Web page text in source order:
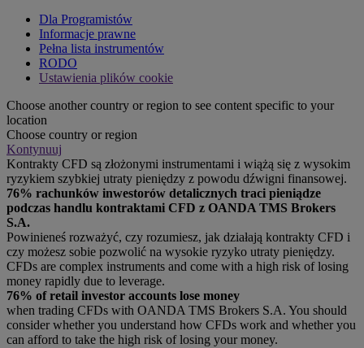
Dla Programistów
Informacje prawne
Pełna lista instrumentów
RODO
Ustawienia plików cookie
Choose another country or region to see content specific to your
location
Choose country or region
Kontynuuj
Kontrakty CFD są złożonymi instrumentami i wiążą się z wysokim
ryzykiem szybkiej utraty pieniędzy z powodu dźwigni finansowej.
76% rachunków inwestorów detalicznych traci pieniądze
podczas handlu kontraktami CFD z OANDA TMS Brokers
S.A.
Powinieneś rozważyć, czy rozumiesz, jak działają kontrakty CFD i
czy możesz sobie pozwolić na wysokie ryzyko utraty pieniędzy.
CFDs are complex instruments and come with a high risk of losing
money rapidly due to leverage.
76% of retail investor accounts lose money
when trading CFDs with OANDA TMS Brokers S.A. You should
consider whether you understand how CFDs work and whether you
can afford to take the high risk of losing your money.